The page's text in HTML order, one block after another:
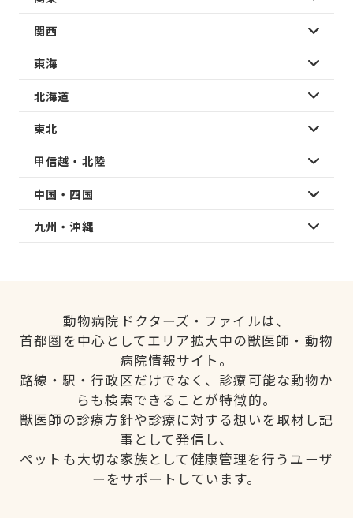
関西
東海
北海道
東北
甲信越・北陸
中国・四国
九州・沖縄
動物病院ドクターズ・ファイルは、
首都圏を中心としてエリア拡大中の獣医師・動物
病院情報サイト。
路線・駅・行政区だけでなく、診療可能な動物か
らも検索できることが特徴的。
獣医師の診療方針や診療に対する想いを取材し記
事として発信し、
ペットも大切な家族として健康管理を行うユーザ
ーをサポートしています。